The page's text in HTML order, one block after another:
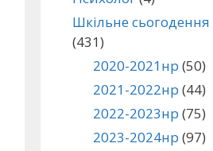
Шкільне сьогодення
(431)
2020-2021нр (50)
2021-2022нр (44)
2022-2023нр (75)
2023-2024нр (97)